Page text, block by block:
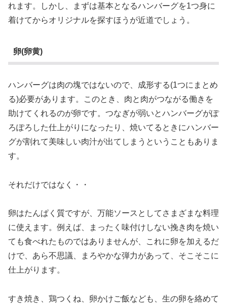
れます。しかし、まずは基本となるハンバーグを1つ身に
着けてからオリジナルを探すほうが近道でしょう。
卵(卵黄)
ハンバーグは肉の塊ではないので、成形する(1つにまとめ
る)必要があります。このとき、肉と肉がつながる働きを
助けてくれるのが卵です。つなぎが弱いとハンバーグがぽ
ろぽろした仕上がりになったり、焼いてるときにハンバー
グが割れて美味しい肉汁が出てしまうということもありま
す。
それだけではなく・・
卵はたんぱく質ですが、万能ソースとしてさまざまな料理
に使えます。例えば、まったく味付けしない挽き肉を焼い
ても食べれたものではありませんが、これに卵を加えるだ
けで、あら不思議、まろやかな弾力があって、そこそこに
仕上がります。
すき焼き、鶏つくね、卵かけご飯なども、生の卵を絡めて